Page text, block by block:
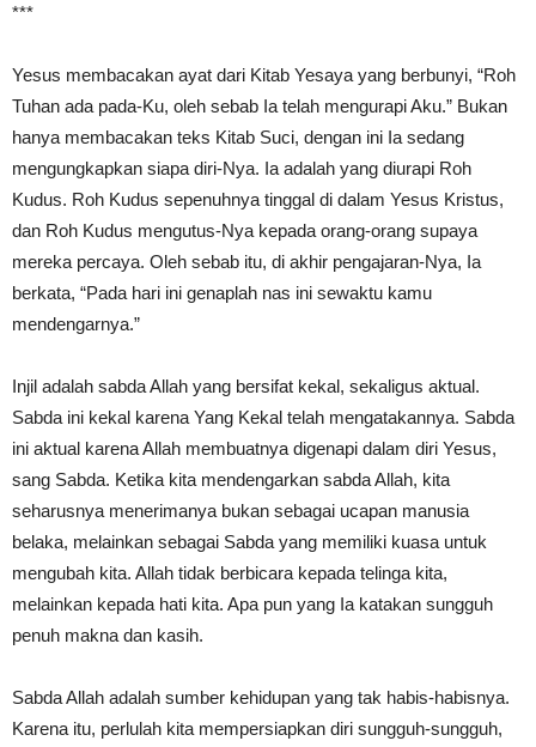
***
Yesus membacakan ayat dari Kitab Yesaya yang berbunyi, “Roh
Tuhan ada pada-Ku, oleh sebab Ia telah mengurapi Aku.” Bukan
hanya membacakan teks Kitab Suci, dengan ini Ia sedang
mengungkapkan siapa diri-Nya. Ia adalah yang diurapi Roh
Kudus. Roh Kudus sepenuhnya tinggal di dalam Yesus Kristus,
dan Roh Kudus mengutus-Nya kepada orang-orang supaya
mereka percaya. Oleh sebab itu, di akhir pengajaran-Nya, Ia
berkata, “Pada hari ini genaplah nas ini sewaktu kamu
mendengarnya.”
Injil adalah sabda Allah yang bersifat kekal, sekaligus aktual.
Sabda ini kekal karena Yang Kekal telah mengatakannya. Sabda
ini aktual karena Allah membuatnya digenapi dalam diri Yesus,
sang Sabda. Ketika kita mendengarkan sabda Allah, kita
seharusnya menerimanya bukan sebagai ucapan manusia
belaka, melainkan sebagai Sabda yang memiliki kuasa untuk
mengubah kita. Allah tidak berbicara kepada telinga kita,
melainkan kepada hati kita. Apa pun yang Ia katakan sungguh
penuh makna dan kasih.
Sabda Allah adalah sumber kehidupan yang tak habis-habisnya.
Karena itu, perlulah kita mempersiapkan diri sungguh-sungguh,